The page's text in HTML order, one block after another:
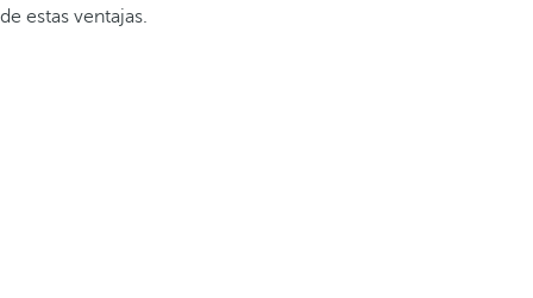
de estas ventajas.